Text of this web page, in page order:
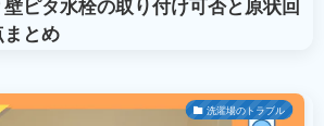
ピタ水栓の取り付け可否と原状回
とめ
洗濯場のトラブル